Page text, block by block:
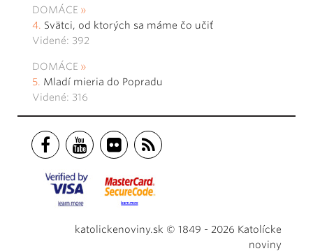
DOMÁCE
Svätci, od ktorých sa máme čo učiť
Videné: 392
DOMÁCE
Mladí mieria do Popradu
Videné: 316
katolickenoviny.sk © 1849 - 2026 Katolícke
noviny